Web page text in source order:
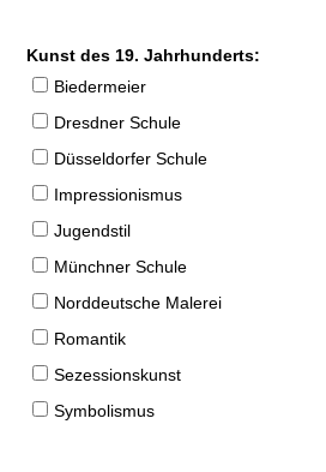
Kunst des 19. Jahrhunderts:
Biedermeier
Dresdner Schule
Düsseldorfer Schule
Impressionismus
Jugendstil
Münchner Schule
Norddeutsche Malerei
Romantik
Sezessionskunst
Symbolismus